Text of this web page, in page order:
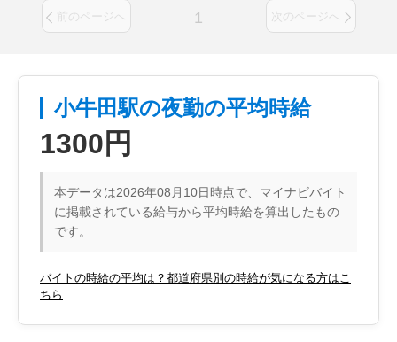
前のページへ 1 次のページへ
小牛田駅の夜勤の平均時給
1300円
本データは2026年08月10日時点で、マイナビバイト
に掲載されている給与から平均時給を算出したもの
です。
バイトの時給の平均は？都道府県別の時給が気になる方はこ
ちら